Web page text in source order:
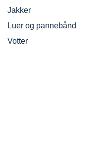
Jakker
Luer og pannebånd
Votter